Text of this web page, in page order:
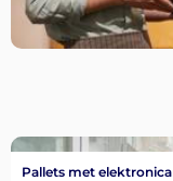
Pallets met elektronica